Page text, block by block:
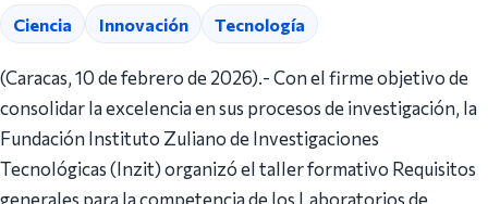
Ciencia Innovación Tecnología
(Caracas, 10 de febrero de 2026).- Con el firme objetivo de
consolidar la excelencia en sus procesos de investigación, la
Fundación Instituto Zuliano de Investigaciones
Tecnológicas (Inzit) organizó el taller formativo Requisitos
generales para la competencia de los Laboratorios de